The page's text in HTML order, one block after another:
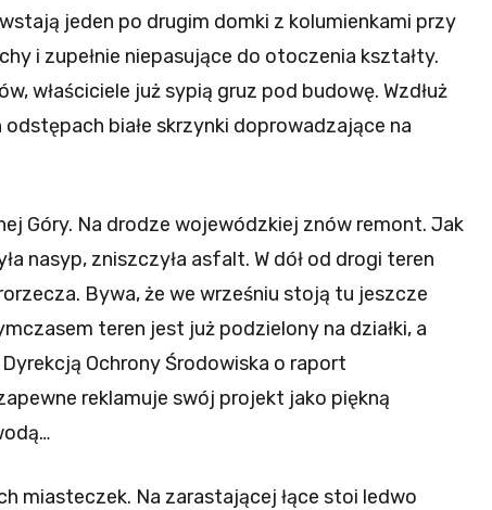
jeden po drugim domki z kolumienkami przy
i zupełnie niepasujące do otoczenia kształty.
właściciele już sypią gruz pod budowę. Wzdłuż
białe skrzynki doprowadzające na
Góry. Na drodze wojewódzkiej znów remont. Jak
nasyp, zniszczyła asfalt. W dół od drogi teren
Bywa, że we wrześniu stoją tu jeszcze
teren jest już podzielony na działki, a
Ochrony Środowiska o raport
reklamuje swój projekt jako piękną
miasteczek. Na zarastającej łące stoi ledwo